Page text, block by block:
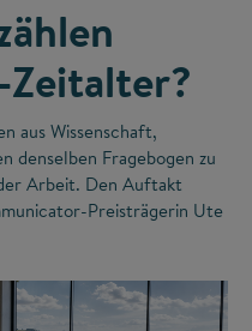
aus Wissenschaft,
denselben Fragebogen zu
Arbeit. Den Auftakt
Preisträgerin Ute